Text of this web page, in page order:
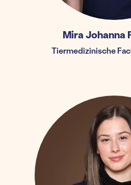
Mira Johanna
Tiermedizinische